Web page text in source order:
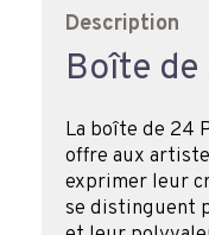
Description
Boîte
La boîte de 24
offre aux
exprimer leur
se distinguent